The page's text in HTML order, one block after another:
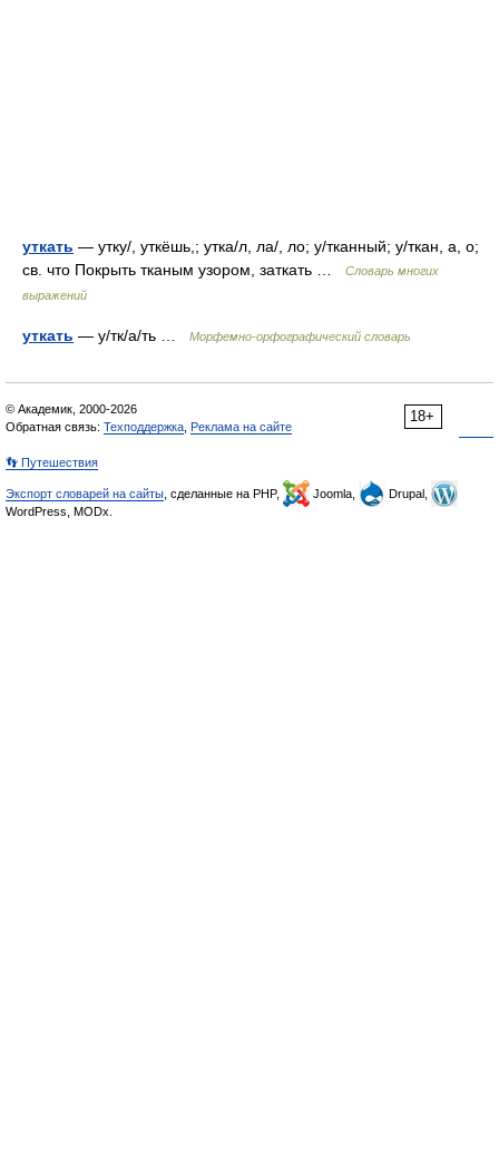
уткать — утку/, уткёшь,; утка/л, ла/, ло; у/тканный; у/ткан, а, о;
св. что Покрыть тканым узором, заткать …
Словарь многих
выражений
уткать — у/тк/а/ть … Морфемно-орфографический словарь
18+
© Академик, 2000-2026
Обратная связь: Техподдержка Реклама на сайте
👣 Путешествия
Экспорт словарей на сайты , сделанные на PHP, Joomla,
Drupal,
WordPress, MODx.